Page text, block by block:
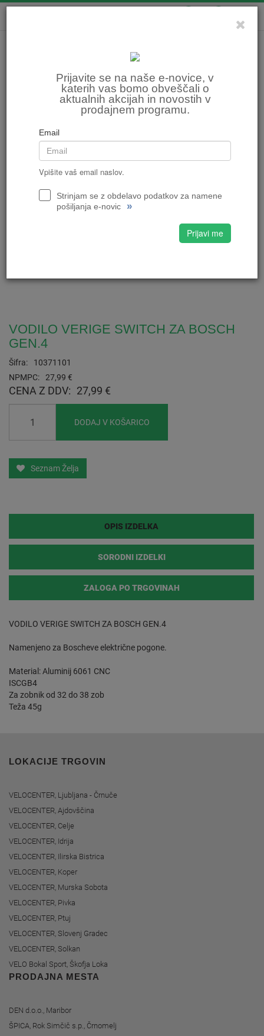
Prijavite se na naše e-novice, v
katerih vas bomo obveščali o
aktualnih akcijah in novostih v
prodajnem programu.
Email
Vpišite vaš email naslov.
Strinjam se z obdelavo podatkov za namene
pošiljanja e-novic
»
Prijavi me
VODILO VERIGE SWITCH ZA BOSCH
GEN.4
Šifra:
10371101
NPMPC:
27,99 €
CENA Z DDV: 27,99 €
DODAJ V KOŠARICO
Seznam Želja
OPIS IZDELKA
SORODNI IZDELKI
ZALOGA PO TRGOVINAH
VODILO VERIGE SWITCH ZA BOSCH GEN.4
Namenjeno za Boscheve električne pogone.
Material: Aluminij 6061 CNC
ISCGB4
Za zobnik od 32 do 38 zob
Teža 45g
LOKACIJE TRGOVIN
VELOCENTER, Ljubljana - Črnuče
VELOCENTER, Ajdovščina
VELOCENTER, Celje
VELOCENTER, Idrija
VELOCENTER, Ilirska Bistrica
VELOCENTER, Koper
VELOCENTER, Murska Sobota
VELOCENTER, Pivka
VELOCENTER, Ptuj
VELOCENTER, Slovenj Gradec
VELOCENTER, Solkan
VELO Bokal Sport, Škofja Loka
PRODAJNA MESTA
DEN d.o.o., Maribor
ŠPICA, Rok Simčič s.p., Črnomelj